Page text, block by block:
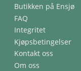
Butikken på Ensjø
FAQ
Integritet
Kjøpsbetingelser
Kontakt oss
Om oss